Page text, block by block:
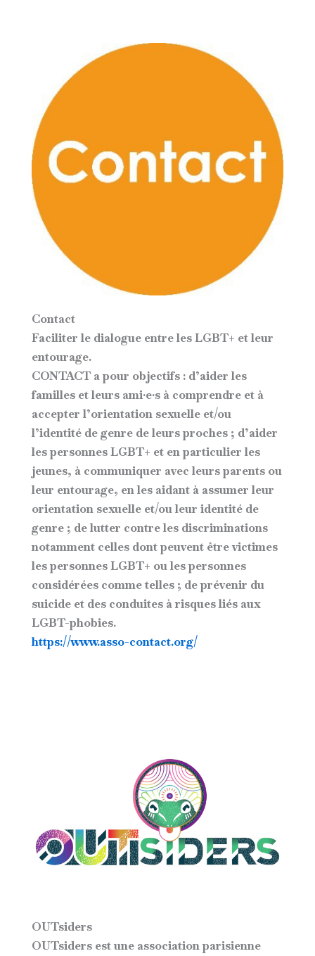
Contact
Faciliter le dialogue entre les LGBT+ et leur
entourage.
CONTACT a pour objectifs : d’aider les
familles et leurs ami·e·s à comprendre et à
accepter l’orientation sexuelle et/ou
l’identité de genre de leurs proches ; d’aider
les personnes LGBT+ et en particulier les
jeunes, à communiquer avec leurs parents ou
leur entourage, en les aidant à assumer leur
orientation sexuelle et/ou leur identité de
genre ; de lutter contre les discriminations
notamment celles dont peuvent être victimes
les personnes LGBT+ ou les personnes
considérées comme telles ; de prévenir du
suicide et des conduites à risques liés aux
LGBT-phobies.
https://www.asso-contact.org/
OUTsiders
OUTsiders est une association parisienne